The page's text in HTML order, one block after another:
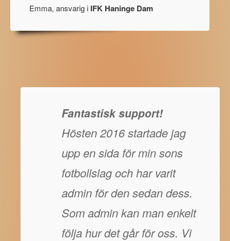
Emma, ansvarig i IFK Haninge Dam
Fantastisk support!
Hösten 2016 startade jag
upp en sida för min sons
fotbollslag och har varit
admin för den sedan dess.
Som admin kan man enkelt
följa hur det går för oss. Vi